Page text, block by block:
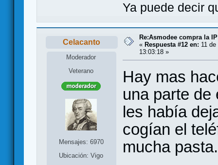
Ya puede decir
Celacanto
Moderador
Veterano
Mensajes: 6970
Ubicación: Vigo
Re:Asmodee compra la
« Respuesta #12 en: 11
13:03:18 »
Hay mas
una parte de
les había
cogían el
mucha pasta.